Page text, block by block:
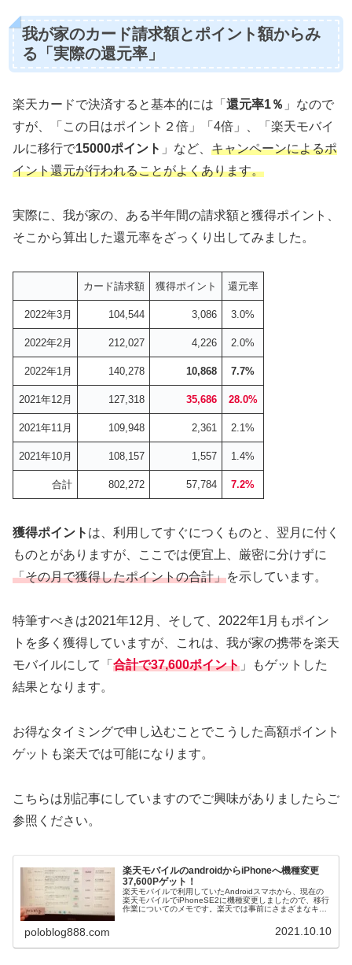
我が家のカード請求額とポイント額からみ
る「実際の還元率」
楽天カードで決済すると基本的には「 還元率1％ 」なので
すが、「この日はポイント２倍」「4倍」、「楽天モバイ
ルに移行で15000ポイント 」など、 キャンペーンによるポ
イント還元が行われることがよくあります。
実際に、我が家の、ある半年間の請求額と獲得ポイント、
そこから算出した還元率をざっくり出してみました。
カード請求額 獲得ポイント 還元率
2022年3月 104,544 3,086 3.0%
2022年2月 212,027 4,226 2.0%
2022年1月 140,278 10,868 7.7%
2021年12月 127,318 35,686 28.0%
2021年11月 109,948 2,361 2.1%
2021年10月 108,157 1,557 1.4%
合計 802,272 57,784 7.2%
獲得ポイント は、利用してすぐにつくものと、翌月に付く
ものとがありますが、ここでは便宜上、厳密に分けずに
「その月で獲得したポイントの合計」を示しています。
特筆すべきは2021年12月、そして、2022年1月もポイン
トを多く獲得していますが、これは、我が家の携帯を楽天
モバイルにして「 合計で37,600ポイント 」もゲットした
結果となります。
お得なタイミングで申し込むことでこうした高額ポイント
ゲットも楽天では可能になります。
こちらは別記事にしていますのでご興味がありましたらご
参照ください。
楽天モバイルのandroidからiPhoneへ機種変更
37,600Pゲット！
楽天モバイルで利用していたAndroidスマホから、現在の
楽天モバイルでiPhoneSE2に機種変更しましたので、移行
作業についてのメモです。楽天では事前にさまざまなキャ
poloblog888.com 2021.10.10